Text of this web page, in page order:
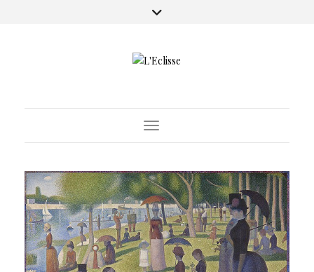
Toggle Navigation